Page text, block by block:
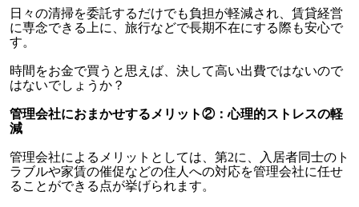
日々の清掃を委託するだけでも負担が軽減され、賃貸経営
に専念できる上に、旅行などで長期不在にする際も安心で
す。
時間をお金で買うと思えば、決して高い出費ではないので
はないでしょうか？
管理会社におまかせするメリット②：心理的ストレスの軽
減
管理会社によるメリットとしては、第2に、入居者同士のト
ラブルや家賃の催促などの住人への対応を管理会社に任せ
ることができる点が挙げられます。